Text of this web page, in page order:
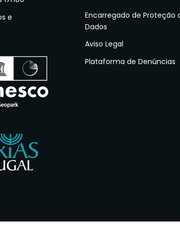
e
Encarregado de Proteção
Dados
Aviso Legal
Plataforma de Denúncias